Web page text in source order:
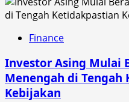
Finance
Investor Asing Mulai
Menengah di Tengah
Kebijakan